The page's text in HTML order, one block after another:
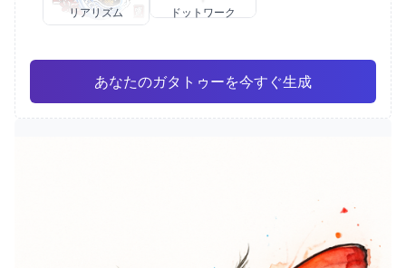
リアリズム ドットワーク
あなたのガタトゥーを今すぐ生成